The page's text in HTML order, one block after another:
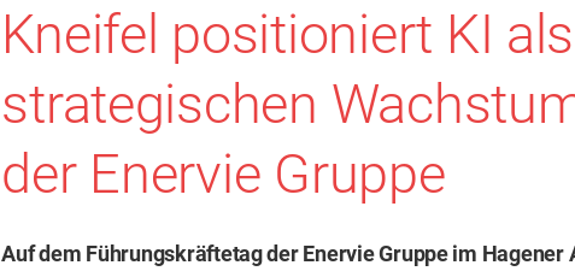
Kneifel positioniert KI als
strategischen
der Enervie Gruppe
Auf dem Führungskräftetag der Enervie Gruppe im Hagener